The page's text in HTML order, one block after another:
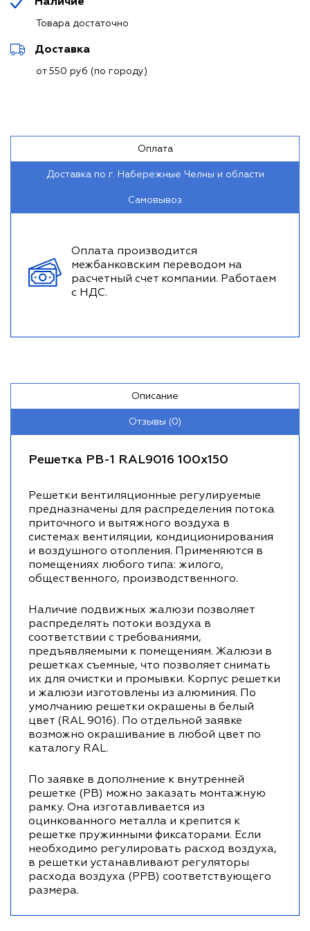
Товара достаточно
Доставка
от 550 руб (по городу)
Оплата
Доставка по г. Набережные Челны и области
Самовывоз
Оплата производится
межбанковским переводом на
расчетный счет компании. Работаем
с НДС.
Описание
Отзывы (0)
Решетка РВ-1 RAL9016 100х150
Решетки вентиляционные регулируемые
предназначены для распределения потока
приточного и вытяжного воздуха в
системах вентиляции, кондиционирования
и воздушного отопления. Применяются в
помещениях любого типа: жилого,
общественного, производственного.
Наличие подвижных жалюзи позволяет
распределять потоки воздуха в
соответствии с требованиями,
предъявляемыми к помещениям. Жалюзи в
решетках съемные, что позволяет снимать
их для очистки и промывки. Корпус решетки
и жалюзи изготовлены из алюминия. По
умолчанию решетки окрашены в белый
цвет (RAL 9016). По отдельной заявке
возможно окрашивание в любой цвет по
каталогу RAL.
По заявке в дополнение к внутренней
решетке (РВ) можно заказать монтажную
рамку. Она изготавливается из
оцинкованного металла и крепится к
решетке пружинными фиксаторами. Если
необходимо регулировать расход воздуха,
в решетки устанавливают регуляторы
расхода воздуха (РРВ) соответствующего
размера.